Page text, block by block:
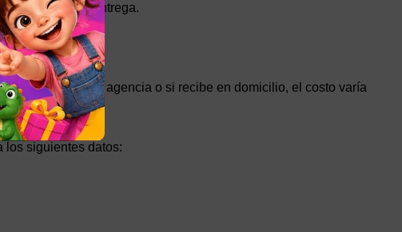
de elegir la entrega.
al retirar en agencia o si recibe en domicilio, el costo varía
los siguientes datos: